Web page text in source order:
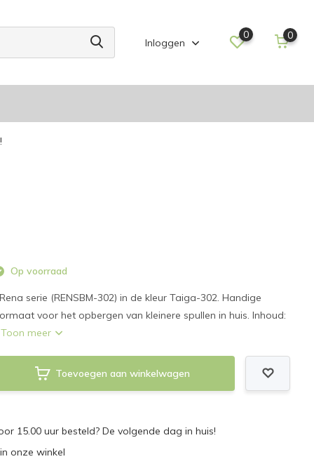
Inloggen
0 0
Op voorraad
serie (RENSBM-302) in de kleur Taiga-302. Handige
voor het opbergen van kleinere spullen in huis. Inhoud:
Toon meer
Toevoegen aan winkelwagen
15.00 uur besteld? De volgende dag in huis!
onze winkel